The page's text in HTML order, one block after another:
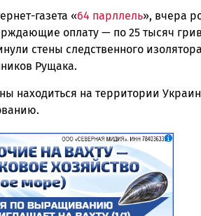
газета «64 парллель», вчера
оплату — по 25 тысяч
стены следственного
Рущака.
находиться на территории